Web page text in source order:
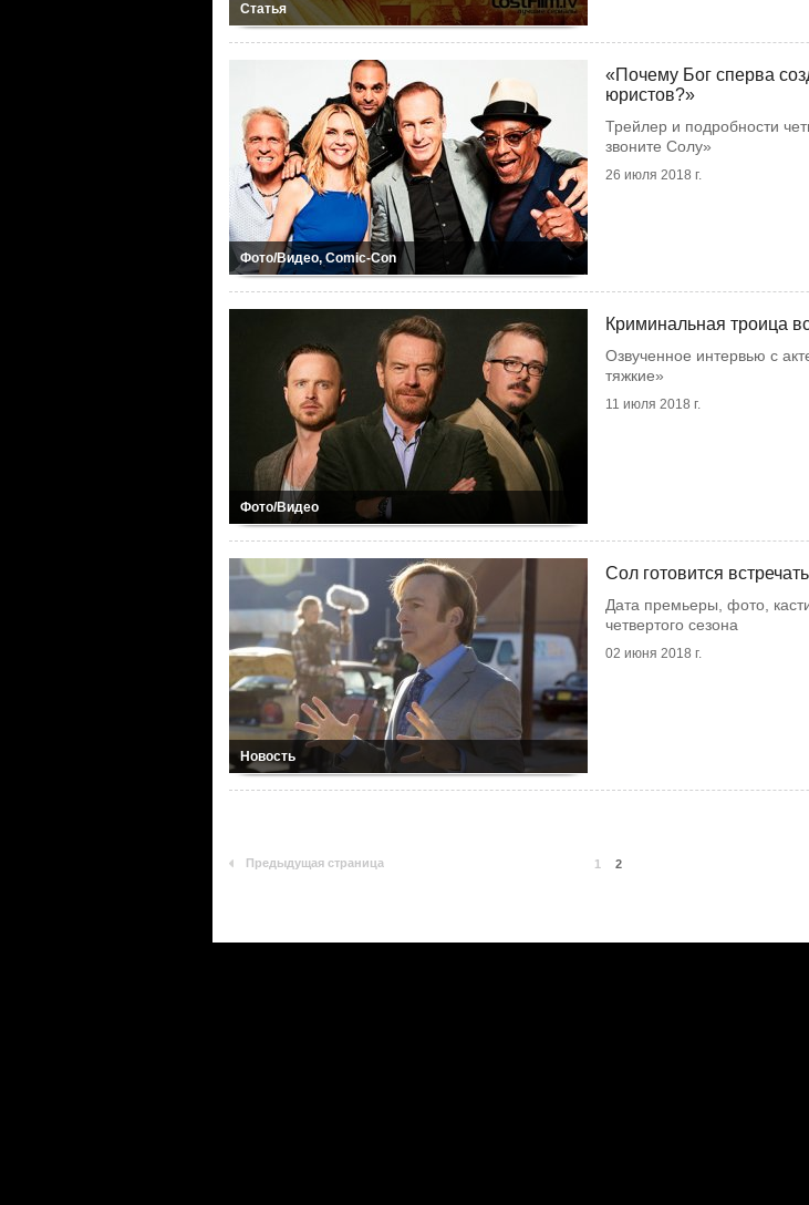
Статья
Фото/Видео, Comic-Con
«Почему Бог сперва
юристов?»
Трейлер и подробности
звоните Солу»
26 июля 2018 г.
Фото/Видео
Криминальная троица
Озвученное интервью с
тяжкие»
11 июля 2018 г.
Новость
Сол готовится
Дата премьеры, фото,
четвертого сезона
02 июня 2018 г.
Предыдущая страница 1 2